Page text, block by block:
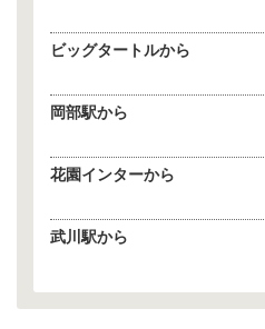
ビッグタートルから
岡部駅から
花園インターから
武川駅から